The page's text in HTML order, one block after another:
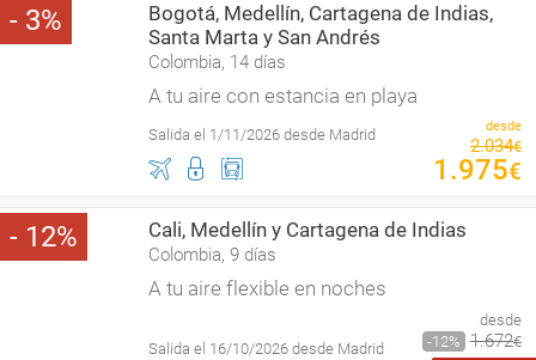
3
Bogotá, Medellín, Cartagena de Indias,
Santa Marta y San Andrés
Colombia, 14 días
A tu aire con estancia en playa
Salida el 1/11/2026 desde Madrid desde
2.034€
1 .975€
12 Cali, Medellín y Cartagena de Indias
Colombia, 9 días
A tu aire flexible en noches
Salida el 16/10/2026 desde Madrid
desde
12
1.672€